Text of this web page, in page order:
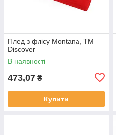
Плед з флісу Montana, TM
Discover
В наявності
473,07 ₴
Купити